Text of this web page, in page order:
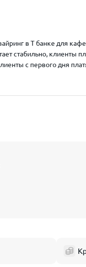
в Т банке для
стабильно, клиенты
с первого дня